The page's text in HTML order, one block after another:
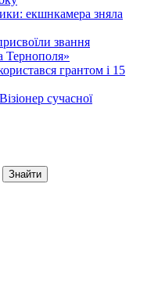
екшнкамера зняла
звання
Тернополя»
грантом і 15
сучасної
Знайти